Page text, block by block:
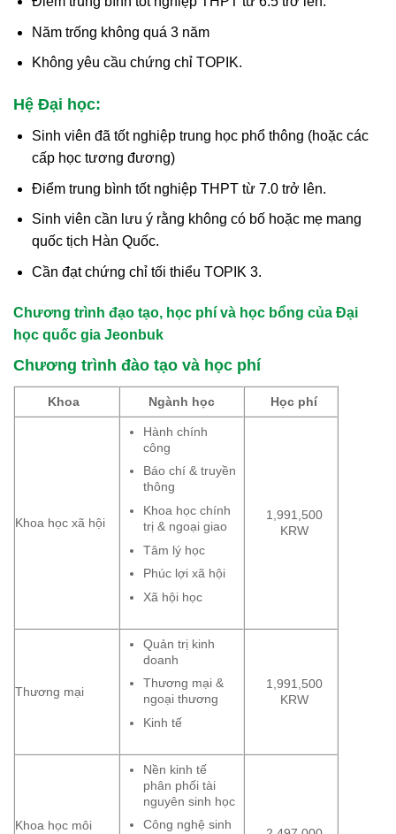
Năm trống không quá 3 năm
Không yêu cầu chứng chỉ TOPIK.
Hệ Đại học:
Sinh viên đã tốt nghiệp trung học phổ thông (hoặc các
cấp học tương đương)
Điểm trung bình tốt nghiệp THPT từ 7.0 trở lên.
Sinh viên cần lưu ý rằng không có bố hoặc mẹ mang
quốc tịch Hàn Quốc.
Cần đạt chứng chỉ tối thiểu TOPIK 3.
Chương trình đạo tạo, học phí và học bổng của Đại
học quốc gia Jeonbuk
Chương trình đào tạo và học phí
Khoa Ngành học Học phí
Khoa học xã hội
Hành chính
công
Báo chí & truyền
thông
Khoa học chính
trị & ngoại giao
Tâm lý học
Phúc lợi xã hội
Xã hội học
1,991,500
KRW
Thương mại
Quản trị kinh
doanh
Thương mại &
ngoại thương
Kinh tế
1,991,500
KRW
Khoa học môi
Nền kinh tế
phân phối tài
nguyên sinh học
Công nghệ sinh